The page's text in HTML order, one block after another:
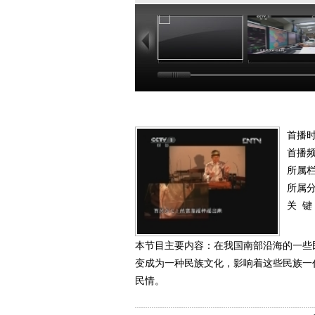
19:37
首播
首播
所属
所属
关 键
本节目主要内容：在我国南部沿海的一
变成为一种民族文化，影响着这些民族
民情。